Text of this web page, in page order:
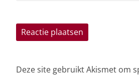
Deze site gebruikt Akismet om